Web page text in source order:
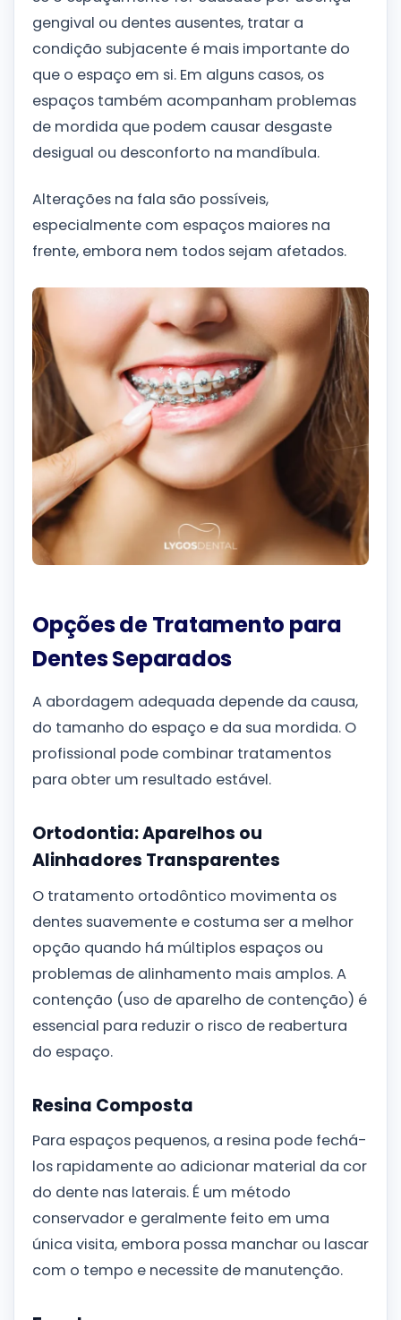
gengival ou dentes ausentes, tratar a
condição subjacente é mais importante do
que o espaço em si. Em alguns casos, os
espaços também acompanham problemas
de mordida que podem causar desgaste
desigual ou desconforto na mandíbula.
Alterações na fala são possíveis,
especialmente com espaços maiores na
frente, embora nem todos sejam afetados.
Opções de Tratamento para
Dentes Separados
A abordagem adequada depende da causa,
do tamanho do espaço e da sua mordida. O
profissional pode combinar tratamentos
para obter um resultado estável.
Ortodontia: Aparelhos ou
Alinhadores Transparentes
O tratamento ortodôntico movimenta os
dentes suavemente e costuma ser a melhor
opção quando há múltiplos espaços ou
problemas de alinhamento mais amplos. A
contenção (uso de aparelho de contenção) é
essencial para reduzir o risco de reabertura
do espaço.
Resina Composta
Para espaços pequenos, a resina pode fechá-
los rapidamente ao adicionar material da cor
do dente nas laterais. É um método
conservador e geralmente feito em uma
única visita, embora possa manchar ou lascar
com o tempo e necessite de manutenção.